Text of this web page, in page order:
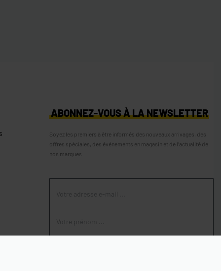
ABONNEZ-VOUS À LA NEWSLETTER
Soyez les premiers à être informés des nouveaux arrivages, des
offres spéciales, des événements en magasin et de l’actualité de
nos marques